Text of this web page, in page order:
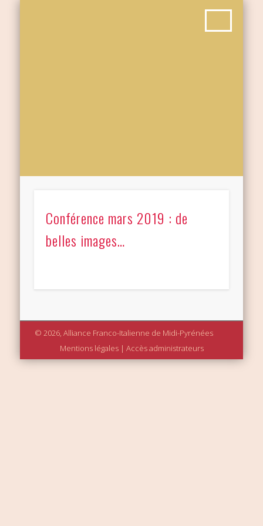
Conférence mars 2019 : de
belles images…
© 2026, Alliance Franco-Italienne de Midi-Pyrénées
Mentions légales| Accès administrateurs